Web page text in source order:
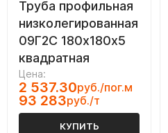
Труба профильная
низколегированная
09Г2С 180х180х5
квадратная
Цена:
2 537.30руб./пог.м
93 283руб./т
КУПИТЬ